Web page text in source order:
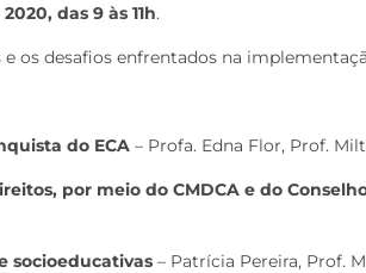
das 9 às 11h.
desafios enfrentados na
do ECA – Profa. Edna Flor, Prof.
por meio do CMDCA e do
socioeducativas – Patrícia Pereira, Prof.